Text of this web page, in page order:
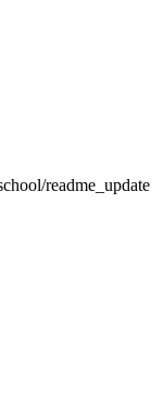
readme_update